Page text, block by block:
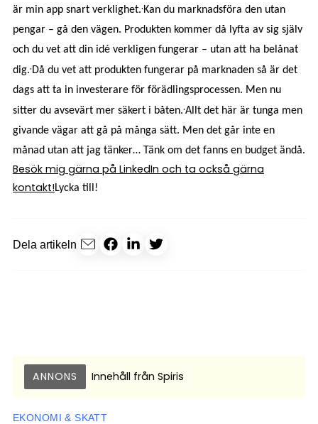
är min app snart verklighet.·Kan du marknadsföra den utan
pengar – gå den vägen. Produkten kommer då lyfta av sig själv
och du vet att din idé verkligen fungerar – utan att ha belånat
dig.·Då du vet att produkten fungerar på marknaden så är det
dags att ta in investerare för förädlingsprocessen. Men nu
sitter du avsevärt mer säkert i båten.·Allt det här är tunga men
givande vägar att gå på många sätt. Men det går inte en
månad utan att jag tänker… Tänk om det fanns en budget ändå.
Besök mig gärna på LinkedIn och ta också gärna
kontakt!Lycka till!
Dela artikeln
ANNONS Innehåll från Spiris
EKONOMI & SKATT